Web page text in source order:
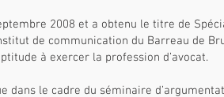
2008 et a obtenu le titre de
de communication du Barreau de
à exercer la profession d’avocat.
dans le cadre du séminaire